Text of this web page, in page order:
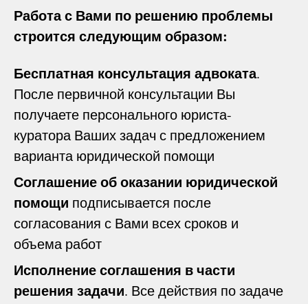
Работа с Вами по решению проблемы
строится следующим образом:
Бесплатная консультация адвоката.
После первичной консультации Вы
получаете персонального юриста-
куратора Ваших задач с предложением
варианта юридической помощи
Соглашение об оказании юридической
помощи подписывается после
согласования с Вами всех сроков и
объема работ
Исполнение соглашения в части
решения задачи. Все действия по задаче